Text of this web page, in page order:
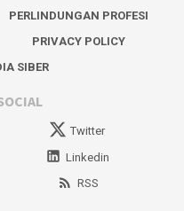
PERLINDUNGAN PROFESI
PRIVACY POLICY
SIBER
Twitter
Linkedin
RSS